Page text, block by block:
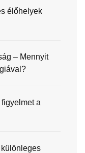
élőhelyek
– Mennyit
a